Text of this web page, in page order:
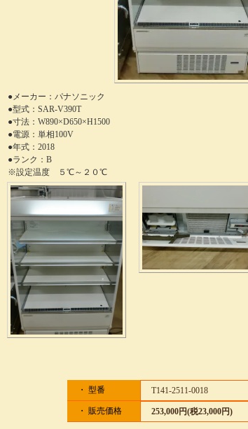
●メーカー：パナソニック
●型式：SAR-V390T
●寸法：W890×D650×H1500
●電源：単相100V
●年式：2018
●ランク：B
※設定温度 ５℃～２０℃
・ 型番 T141-2511-0018
・ 販売価格 253,000円(税23,000円)